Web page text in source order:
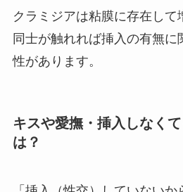
クラミジアは粘膜に存在して
同士が触れれば挿入の有無
性があります。
キスや愛撫・挿入しなく
は？